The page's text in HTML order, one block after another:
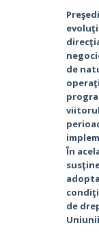
de
În
de